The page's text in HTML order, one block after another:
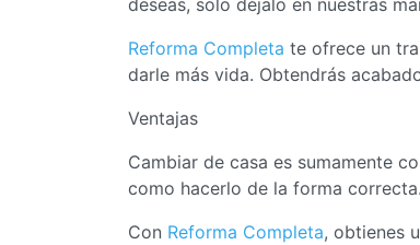
deseas, solo déjalo en nuestras
Reforma Completa te ofrece un
darle más vida. Obtendrás
Ventajas
Cambiar de casa es sumamente
como hacerlo de la forma correcta.
Con Reforma Completa, obtienes